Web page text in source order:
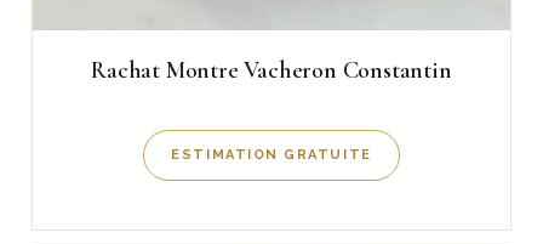
Rachat Montre Vacheron Constantin
ESTIMATION GRATUITE